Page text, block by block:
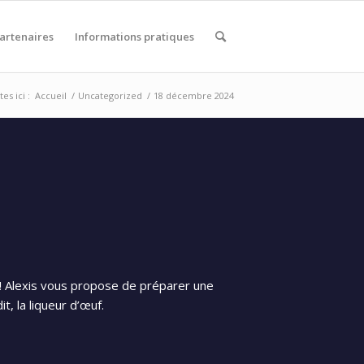
Informations pratiques
ici : Accueil / Uncategorized / 18 décembre 2024
vous propose de préparer une
la liqueur d’œuf.